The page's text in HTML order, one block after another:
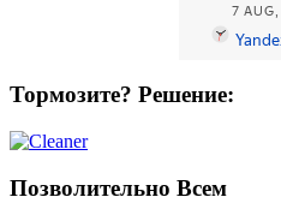
Тормозите? Решение:
Позволительно Всем